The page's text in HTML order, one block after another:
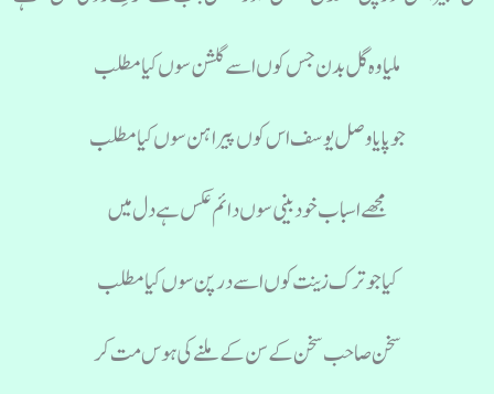
ملیا وہ گل بدن جس کوں اسے گلشن سوں کیا مطلب
جو پایا وصل یوسف اس کوں پیراہن سوں کیا مطلب
مجھے اسباب خود بینی سوں دائم عکس ہے دل میں
کیا جو ترک زینت کوں اسے درپن سوں کیا مطلب
سخن صاحب سخن کے سن کے ملنے کی ہوس مت کر